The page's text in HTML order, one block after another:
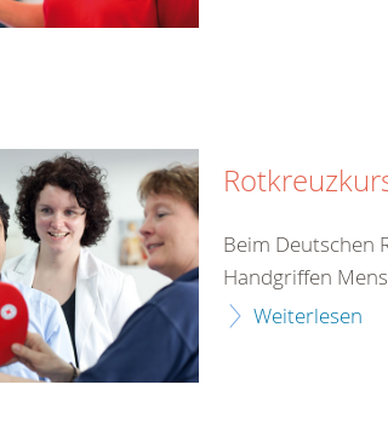
Beim Deutschen
Handgriffen
Weiterlesen